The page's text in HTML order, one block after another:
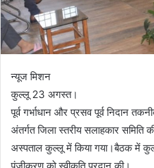
न्यूज मिशन
कुल्लू 23 अगस्त।
पूर्व गर्भाधान और प्रसव पूर्व निदान
अंतर्गत जिला स्तरीय सलाहकार
अस्पताल कुल्लू में किया गया।बैठक में